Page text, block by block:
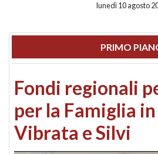
lunedì 10 agosto
PRIMO
Fondi regionali
per la Famiglia
Vibrata e Silvi